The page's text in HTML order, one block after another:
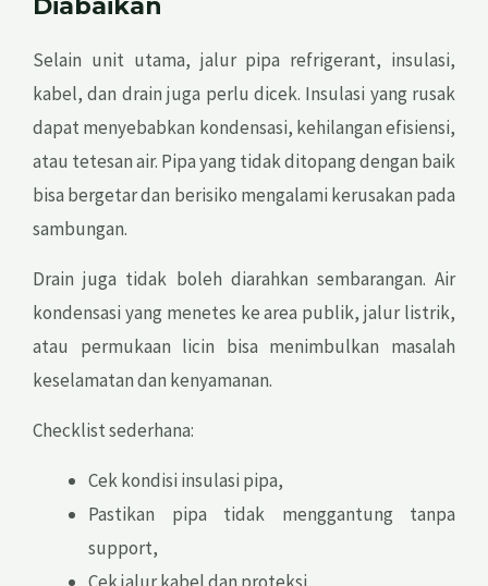
Diabaikan
Selain unit utama, jalur pipa refrigerant, insulasi,
kabel, dan drain juga perlu dicek. Insulasi yang rusak
dapat menyebabkan kondensasi, kehilangan efisiensi,
atau tetesan air. Pipa yang tidak ditopang dengan baik
bisa bergetar dan berisiko mengalami kerusakan pada
sambungan.
Drain juga tidak boleh diarahkan sembarangan. Air
kondensasi yang menetes ke area publik, jalur listrik,
atau permukaan licin bisa menimbulkan masalah
keselamatan dan kenyamanan.
Checklist sederhana:
Cek kondisi insulasi pipa,
Pastikan pipa tidak menggantung tanpa
support,